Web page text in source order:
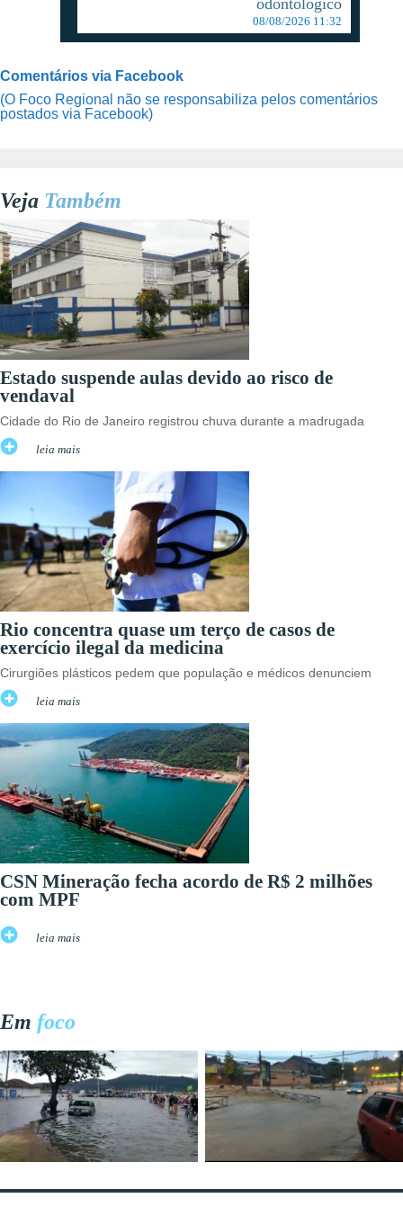
odontológico
08/08/2026 11:32
Comentários via Facebook
(O Foco Regional não se responsabiliza pelos comentários
postados via Facebook)
Veja Também
Estado suspende aulas devido ao risco de
vendaval
Cidade do Rio de Janeiro registrou chuva durante a madrugada
leia mais
Rio concentra quase um terço de casos de
exercício ilegal da medicina
Cirurgiões plásticos pedem que população e médicos denunciem
leia mais
CSN Mineração fecha acordo de R$ 2 milhões
com MPF
leia mais
Em foco